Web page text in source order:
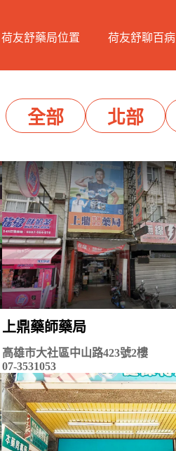
荷友舒藥局位置 荷友舒聊百病
全部 北部
上鼎藥師藥局
高雄市大社區中山路423號2樓
07-3531053